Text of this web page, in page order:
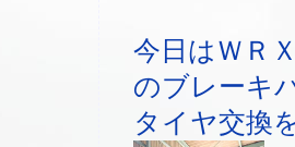
今日はＷＲ
のブレーキ
タイヤ交換